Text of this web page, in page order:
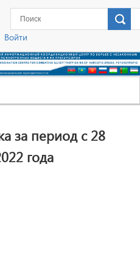
Войти
за период с 28
года